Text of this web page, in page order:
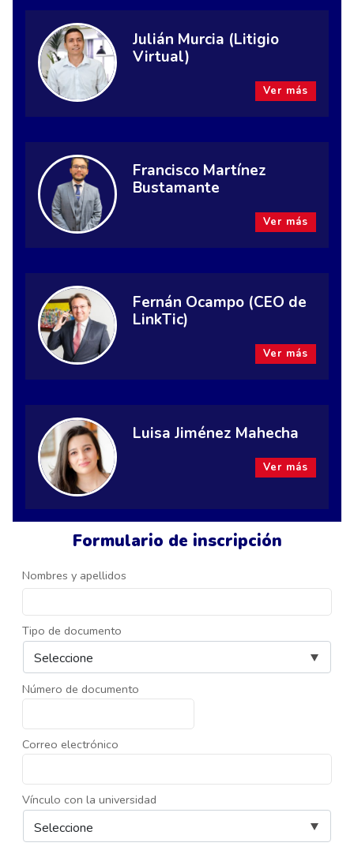
Formulario de inscripción
Nombres y apellidos
Tipo de documento
Número de documento
Correo electrónico
Vínculo con la universidad
Julián Murcia (Litigio
Virtual)
Ver más
Francisco Martínez
Bustamante
Ver más
Fernán Ocampo (CEO de
LinkTic)
Ver más
Luisa Jiménez Mahecha
Ver más